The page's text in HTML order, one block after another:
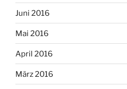
Juni 2016
Mai 2016
April 2016
März 2016